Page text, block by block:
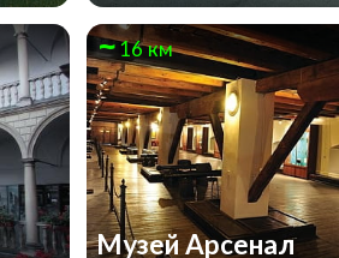
16 км
Музей Арсенал